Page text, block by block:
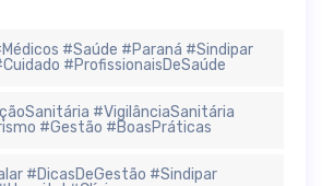
#Saúde #Paraná #Sindipar
#ProfissionaisDeSaúde
#VigilânciaSanitária
#Gestão #BoasPráticas
#DicasDeGestão #Sindipar